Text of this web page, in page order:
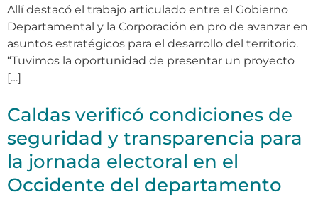
Allí destacó el trabajo articulado entre el Gobierno
Departamental y la Corporación en pro de avanzar en
asuntos estratégicos para el desarrollo del territorio.
“Tuvimos la oportunidad de presentar un proyecto
[…]
Caldas verificó condiciones de
seguridad y transparencia para
la jornada electoral en el
Occidente del departamento